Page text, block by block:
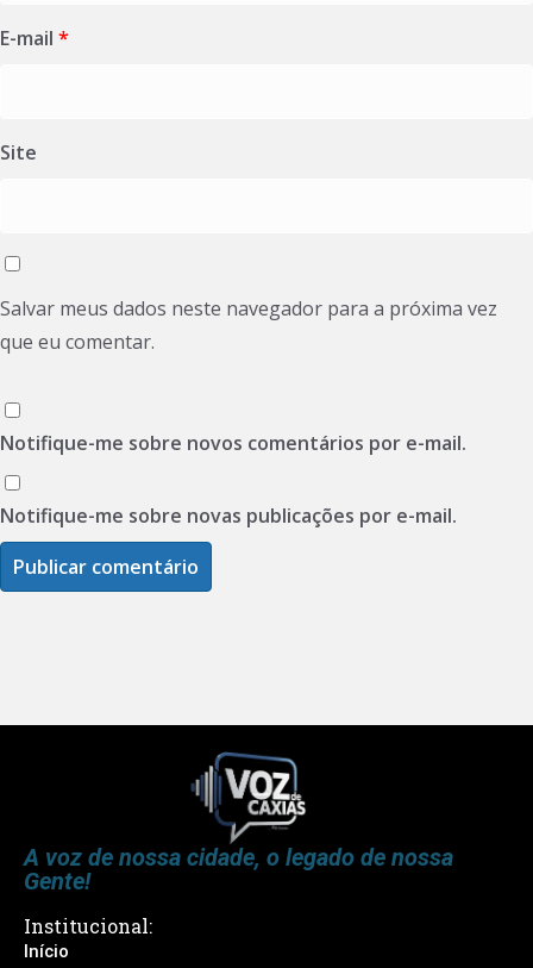
E-mail *
Site
Salvar meus dados neste navegador para a próxima vez
que eu comentar.
Notifique-me sobre novos comentários por e-mail.
Notifique-me sobre novas publicações por e-mail.
A voz de nossa cidade, o legado de nossa
Gente!
Institucional:
Início